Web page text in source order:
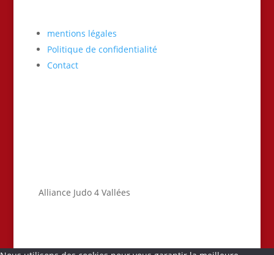
mentions légales
Politique de confidentialité
Contact
Alliance Judo 4 Vallées